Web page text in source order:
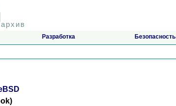
архив
Разработка Безопасность